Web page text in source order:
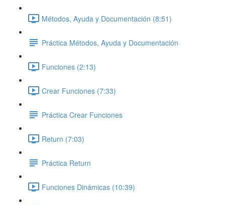
Métodos, Ayuda y Documentación (8:51)
Práctica Métodos, Ayuda y Documentación
Funciones (2:13)
Crear Funciones (7:33)
Práctica Crear Funciones
Return (7:03)
Práctica Return
Funciones Dinámicas (10:39)